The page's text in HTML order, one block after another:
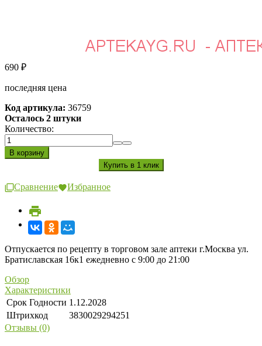
690 ₽
последняя цена
Код артикула: 36759
Осталось 2 штуки
Количество:
Сравнение Избранное
Отпускается по рецепту в торговом зале аптеки г.Москва ул.
Братиславская 16к1 ежедневно с 9:00 до 21:00
Обзор
Характеристики
Срок Годности 1.12.2028
Штрихкод
3830029294251
Отзывы (0)